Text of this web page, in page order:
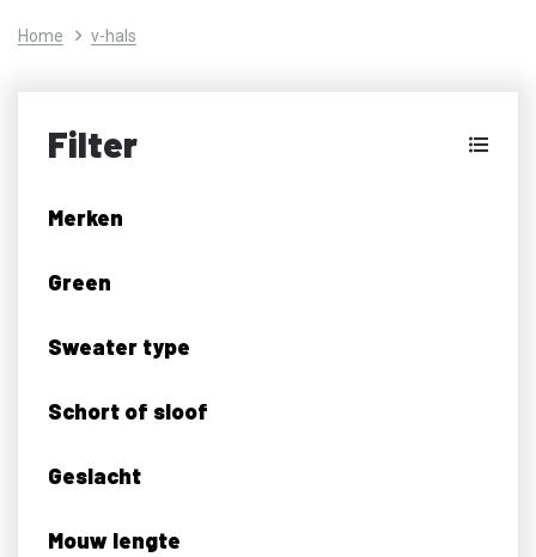
Home v-hals
Filter
Merken
Green
Sweater type
Schort of sloof
Geslacht
Mouw lengte